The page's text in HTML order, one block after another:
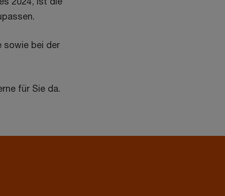
sowie bei der
für Sie da.